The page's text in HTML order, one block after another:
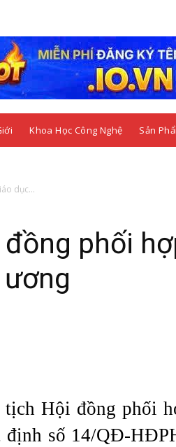
Khoa Học Công Nghệ Sản
dục...
phối
Hội đồng phối
số 14/QĐ-